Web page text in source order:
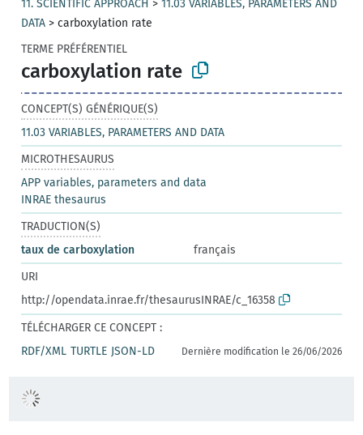
11. SCIENTIFIC APPROACH >11.03 VARIABLES, PARAMETERS AND
DATA >carboxylation rate
TERME PRÉFÉRENTIEL
carboxylation rate
CONCEPT(S) GÉNÉRIQUE(S)
11.03 VARIABLES, PARAMETERS AND DATA
MICROTHESAURUS
APP variables, parameters and data
INRAE thesaurus
TRADUCTION(S)
taux de carboxylation
français
URI
http://opendata.inrae.fr/thesaurusINRAE/c_16358
TÉLÉCHARGER CE CONCEPT :
RDF/XML TURTLE JSON-LD Dernière modification le 26/06/2026